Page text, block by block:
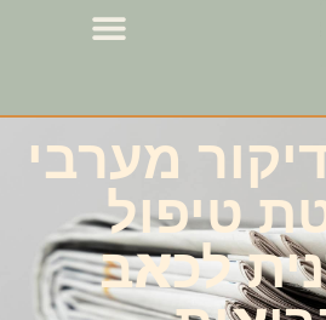
מערבי
טיפול
לכאב